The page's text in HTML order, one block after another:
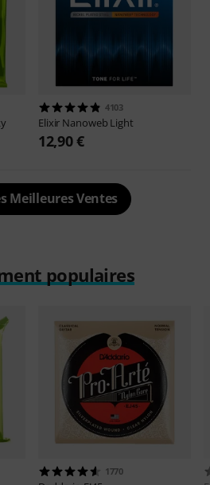
4103
Elixir Nanoweb Light
12,90 €
Meilleures Ventes
populaires
1770